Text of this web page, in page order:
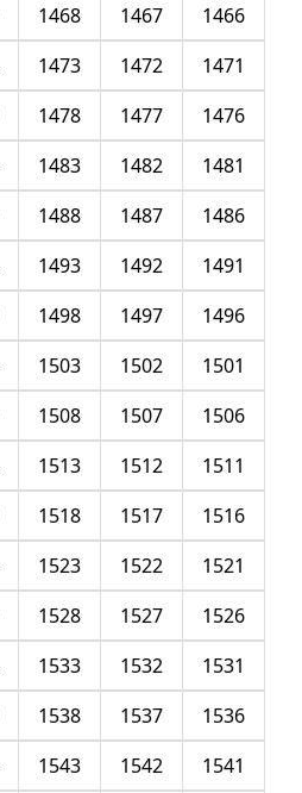
1466
1467
1468
1471
1472
1473
1476
1477
1478
1481
1482
1483
1486
1487
1488
1491
1492
1493
1496
1497
1498
1501
1502
1503
1506
1507
1508
1511
1512
1513
1516
1517
1518
1521
1522
1523
1526
1527
1528
1531
1532
1533
1536
1537
1538
1541
1542
1543